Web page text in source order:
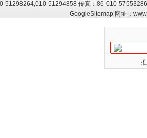
51298264,010-51294858 传真：86-010-
GoogleSitemap网址：